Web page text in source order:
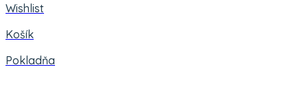
Wishlist
Košík
Pokladňa